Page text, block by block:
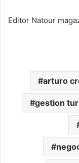
Editor Natour
arturo
gestion